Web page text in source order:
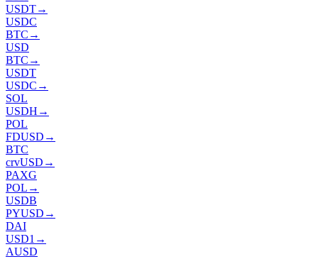
USDT→
USDC
BTC →
USD
BTC →
USDT
USDC →
SOL
USDH →
POL
FDUSD →
BTC
crvUSD →
PAXG
POL →
USDB
PYUSD →
DAI
USD1 →
AUSD